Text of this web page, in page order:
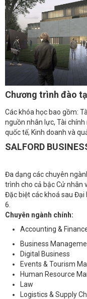
Chương trình đào
Các khóa học bao gồm:
nguồn nhân lực, Tài chính
quốc tế, Kinh doanh và
SALFORD
Đa dạng các chuyên
trình cho cả bậc Cử nhân
Đặc biệt các khoá sau Đại
6.
Chuyên ngành chính:
Accounting &
Business
Digital Business
Events & Tourism
Human Resource
Law
Logistics & Supply